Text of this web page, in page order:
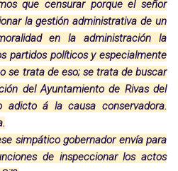
que censurar porque el señor
la gestión administrativa de un
en la administración la
partidos políticos y especialmente
se trata de eso; se trata de buscar
del Ayuntamiento de Rivas del
adicto á la causa conservadora.
simpático gobernador envía para
de inspeccionar los actos